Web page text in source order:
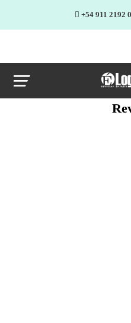
+54 911 2192